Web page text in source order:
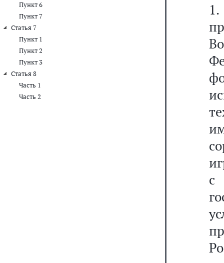
Пункт 6
Пункт 7
Статья 7
Пункт 1
Пункт 2
Пункт 3
Статья 8
Часть 1
Часть 2
с